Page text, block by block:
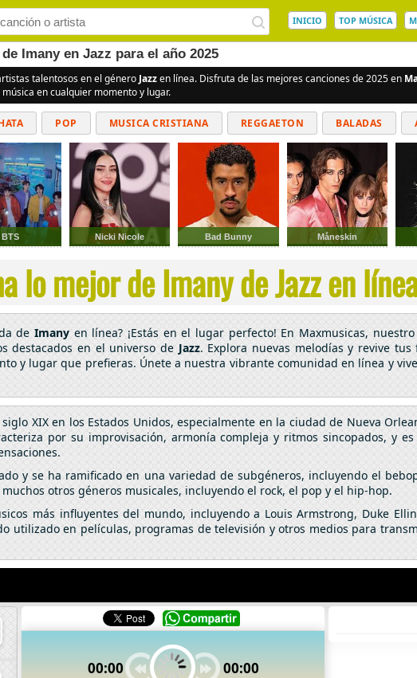
INICIO TOP MÚSICA
Imany en Jazz para el año 2025
talentosos en el género Jazzen línea. Disfruta de las mejores canciones de 2025 en
en cualquier momento y lugar.
POP MUSICA CRISTIANA REGGAETON BALADAS
CUMBIAS
BTS Nicki Nicole Bad Bunny Måneskin
lo mejor de Imany de Jazz en
deImany en línea? ¡Estás en el lugar perfecto! En Maxmusicas,
destacados en el universo de Jazz. Explora nuevas melodías y revive
y lugar que prefieras. Únete a nuestra vibrante comunidad en línea y
XIX en los Estados Unidos, especialmente en la ciudad de Nueva
por su improvisación, armonía compleja y ritmos sincopados, y
y se ha ramificado en una variedad de subgéneros, incluyendo el
otros géneros musicales, incluyendo el rock, el pop y el hip-hop.
más influyentes del mundo, incluyendo a Louis Armstrong, Duke
utilizado en películas, programas de televisión y otros medios para
00:00 00:00